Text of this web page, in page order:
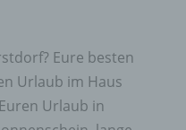
Eure besten
Urlaub im Haus
Urlaub in